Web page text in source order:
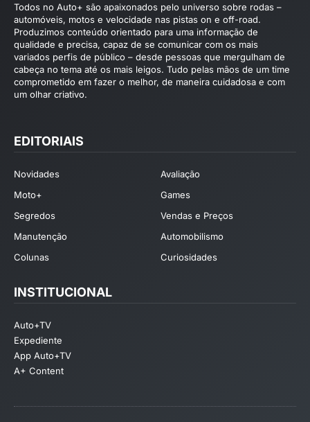
Todos no Auto+ são apaixonados pelo universo sobre rodas –
automóveis, motos e velocidade nas pistas on e off-road.
Produzimos conteúdo orientado para uma informação de
qualidade e precisa, capaz de se comunicar com os mais
variados perfis de público – desde pessoas que mergulham de
cabeça no tema até os mais leigos. Tudo pelas mãos de um time
comprometido em fazer o melhor, de maneira cuidadosa e com
um olhar criativo.
EDITORIAIS
Novidades
Avaliação
Moto+
Games
Segredos
Vendas e Preços
Manutenção
Automobilismo
Colunas
Curiosidades
INSTITUCIONAL
Auto+TV
Expediente
App Auto+TV
A+ Content